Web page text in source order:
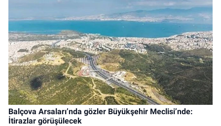
Balçova Arsaları’nda gözler Büyükşehir Meclisi’nde:
İtirazlar görüşülecek